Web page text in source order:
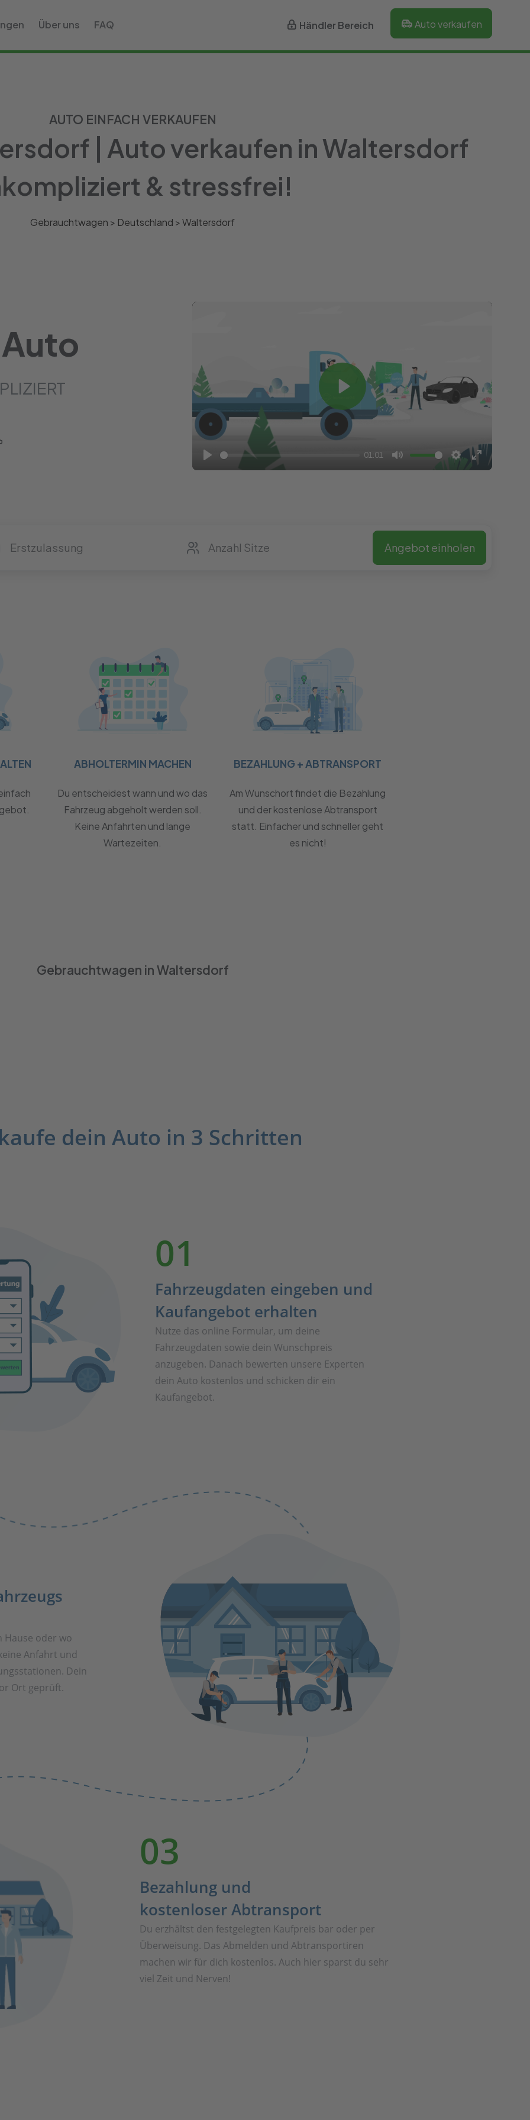
Über uns FAQ Händler Bereich Auto verkaufen
AUTO EINFACH VERKAUFEN
| Auto verkaufen in Waltersdorf
& stressfrei!
Gebrauchtwagen > Deutschland >Waltersdorf
Play
01:01
Mute Settings
Enter
Play
Angebot einholen
ABHOLTERMIN MACHEN
Du entscheidest wann und wo das
Fahrzeug abgeholt werden soll.
Keine Anfahrten und lange
Wartezeiten.
BEZAHLUNG + ABTRANSPORT
Am Wunschort findet die Bezahlung
und der kostenlose Abtransport
statt. Einfacher und schneller geht
es nicht!
Gebrauchtwagen in Waltersdorf
dein Auto in 3 Schritten
01
Fahrzeugdaten eingeben und
Kaufangebot erhalten
Nutze das online Formular, um deine
Fahrzeugdaten sowie dein Wunschpreis
anzugeben. Danach bewerten unsere Experten
dein Auto kostenlos und schicken dir ein
Kaufangebot.
Hause oder wo
Anfahrt und
Dein
Ort geprüft.
03
Bezahlung und
kostenloser Abtransport
Du erzhältst den festgelegten Kaufpreis bar oder per
Überweisung. Das Abmelden und Abtransportiren
machen wir für dich kostenlos. Auch hier sparst du sehr
viel Zeit und Nerven!